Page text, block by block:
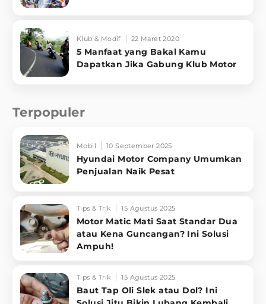
Klub & Modif 22 Maret 2020
5 Manfaat yang Bakal Kamu
Dapatkan Jika Gabung Klub Motor
Terpopuler
Mobil 10 September 2025
Hyundai Motor Company Umumkan
Penjualan Naik Pesat
Tips & Trik 15 Agustus 2025
Motor Matic Mati Saat Standar Dua
atau Kena Guncangan? Ini Solusi
Ampuh!
Tips & Trik 15 Agustus 2025
Baut Tap Oli Slek atau Dol? Ini